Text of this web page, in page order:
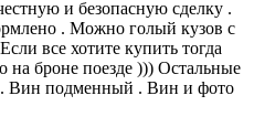
и безопасную сделку .
. Можно голый кузов с
все хотите купить тогда
на броне поезде ))) Остальные
Вин подменный . Вин и фото